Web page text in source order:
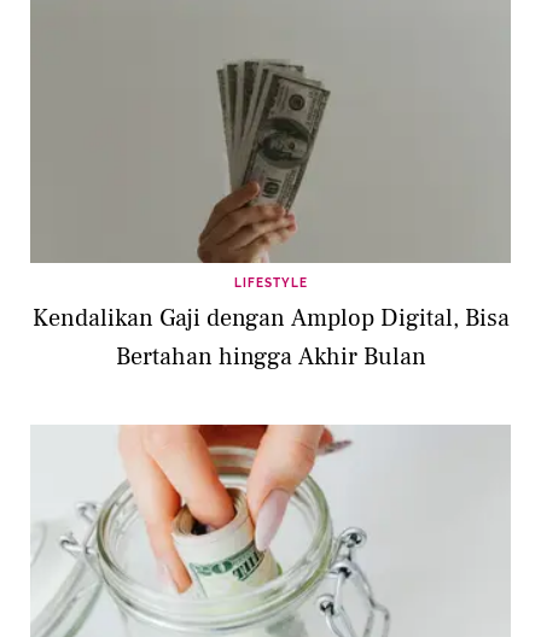
LIFESTYLE
Kendalikan Gaji dengan Amplop Digital, Bisa
Bertahan hingga Akhir Bulan